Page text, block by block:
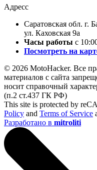
Адресс
Саратовская обл. г.
ул. Каховская 9а
Часы работы с
Посмотреть на
© 2026 MotoHacker. Все
материалов с сайта
носит справочный
(п.2 ст.437 ГК РФ)
This site is protected by
Policy and Terms of Service
Разработано в mitroliti